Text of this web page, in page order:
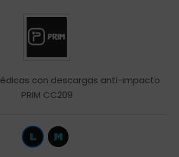
con descargas anti-impacto
PRIM CC209